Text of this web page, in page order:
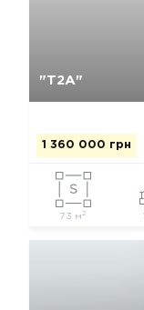
"Т2А"
1 360 000 грн
73 м2